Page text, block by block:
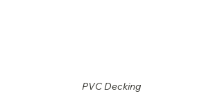
PVC Decking